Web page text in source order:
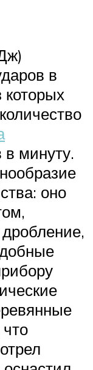
в
которых
в минуту.
оно